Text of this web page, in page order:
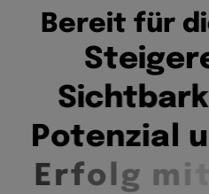
Bereit für di
Steiger
Sichtbar
Potenzial u
Erfolg m it B